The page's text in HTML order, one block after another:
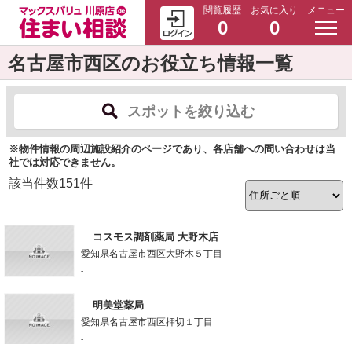
閲覧履歴
0
お気に入り
0
メニュー
名古屋市西区のお役立ち情報一覧
スポットを絞り込む
※物件情報の周辺施設紹介のページであり、各店舗への問い合わせは当
社では対応できません。
該当件数151件
コスモス調剤薬局 大野木店
愛知県名古屋市西区大野木５丁目
-
明美堂薬局
愛知県名古屋市西区押切１丁目
-